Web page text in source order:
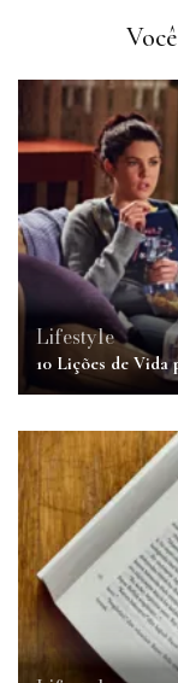
Lifestyle
10 Lições de